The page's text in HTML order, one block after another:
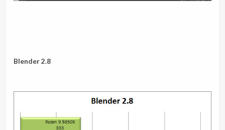
Blender 2.8